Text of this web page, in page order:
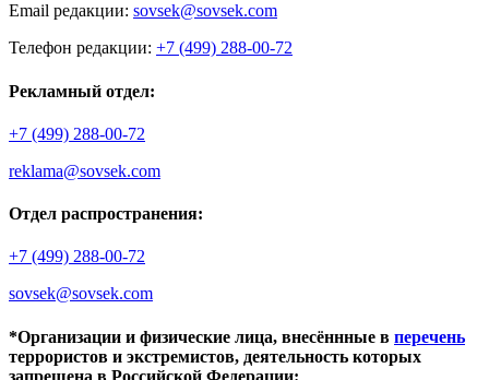
Email редакции: sovsek@sovsek.com
Телефон редакции: +7 (499) 288-00-72
Рекламный отдел:
+7 (499) 288-00-72
reklama@sovsek.com
Отдел распространения:
+7 (499) 288-00-72
sovsek@sovsek.com
*Организации и физические лица, внесённные в перечень
террористов и экстремистов, деятельность которых
запрещена в Российской Федерации: